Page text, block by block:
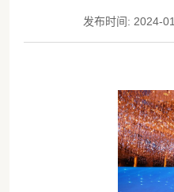
发布时间: 2024-